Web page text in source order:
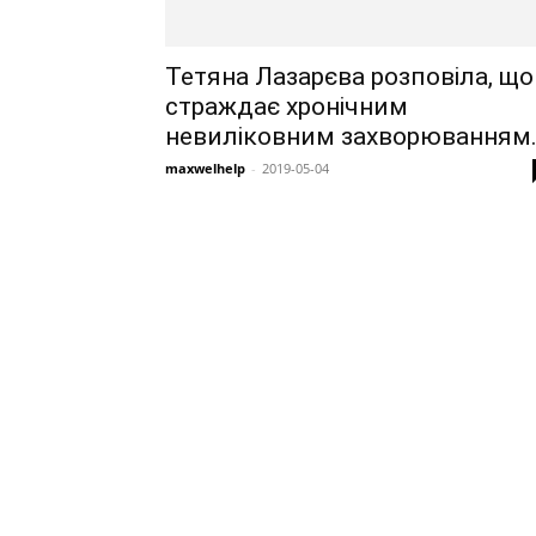
Тетяна Лазарєва розповіла, що
страждає хронічним
невиліковним захворюванням.
maxwelhelp - 2019-05-04